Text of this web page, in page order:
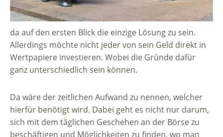
da auf den ersten Blick die einzige Lösung zu sein.
Allerdings möchte nicht jeder von sein Geld direkt in
Wertpapiere investieren. Wobei die Gründe dafür
ganz unterschiedlich sein können.
Da wäre der zeitlichen Aufwand zu nennen, welcher
hierfür benötigt wird. Dabei geht es nicht nur darum,
sich mit dem täglichen Geschehen an der Börse zu
beschäftigen und Möglichkeiten zu finden, wo man